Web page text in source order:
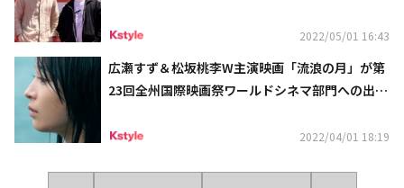
2022/05/01 16:43
広瀬すず＆松坂桃李W主演映画「流浪の月」が第
23回全州国際映画祭ワールドシネマ部門への出品
2022/04/01 18:19